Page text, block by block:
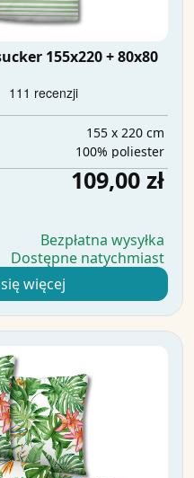
155x220 + 80x80
155 x 220 cm
100% poliester
109,00 zł
Bezpłatna wysyłka
Dostępne natychmiast
więcej